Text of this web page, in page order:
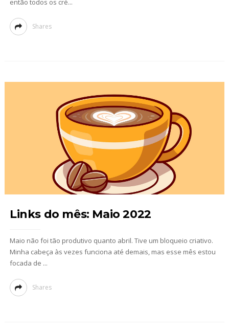
então todos os cré...
Shares
Links do mês: Maio 2022
Maio não foi tão produtivo quanto abril. Tive um bloqueio criativo.
Minha cabeça às vezes funciona até demais, mas esse mês estou
focada de ...
Shares